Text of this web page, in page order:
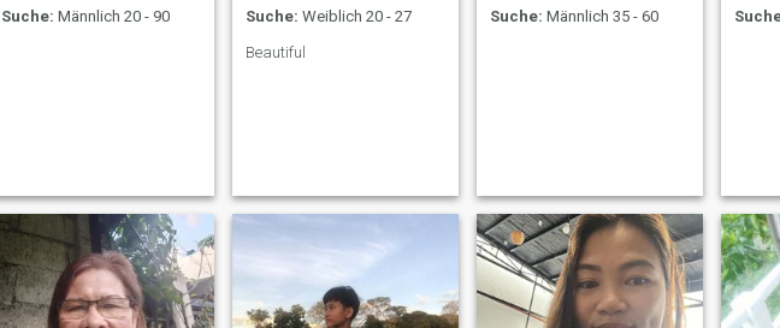
Suche: Männlich 20 - 90
Suche: Weiblich 20 - 27
Beautiful
Suche: Männlich 35 - 60